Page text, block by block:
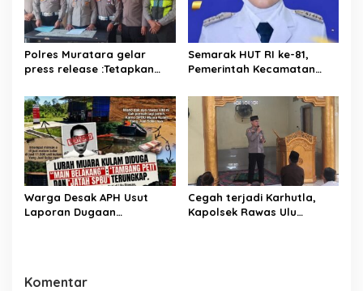
Polres Muratara gelar
press release :Tetapkan
Tersangka Kecelakaan
Maut antara Bus ALS dan
Tangki BBM Tewaskan 19
Orang
Semarak HUT RI ke-81,
Pemerintah Kecamatan
Lomba
Warga Desak APH Usut
Laporan Dugaan
Cegah terjadi Karhutla,
Kapolsek Rawas Ulu
Komentar